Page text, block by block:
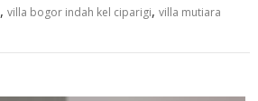
,villa bogor indah kel ciparigi,villa mutiara